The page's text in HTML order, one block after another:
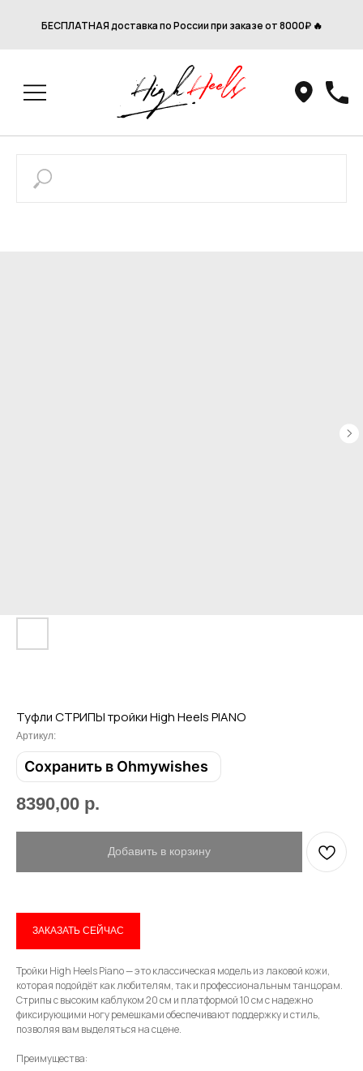
Привет! Дарим тебе -10% на первую
покупку! Подпишись на нашу рассылку
БЕСПЛАТНАЯ доставка по России при заказе от 8000₽ 🔥
Туфли СТРИПЫ тройки High Heels PIANO
Артикул:
Сохранить в Ohmywishes
8390,00 р.
Добавить в корзину
ЗАКАЗАТЬ СЕЙЧАС
Тройки High Heels Piano — это классическая модель из лаковой кожи,
которая подойдёт как любителям, так и профессиональным танцорам.
Стрипы с высоким каблуком 20 см и платформой 10 см с надежно
фиксирующими ногу ремешками обеспечивают поддержку и стиль,
позволяя вам выделяться на сцене.
Преимущества: